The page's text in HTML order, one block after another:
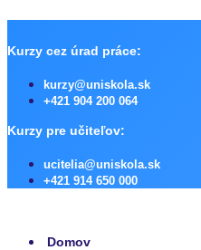
obsah
Kurzy cez úrad práce:
kurzy@uniskola.sk
+421 904 200 064
Kurzy pre učiteľov:
ucitelia@uniskola.sk
+421 914 650 000
Domov